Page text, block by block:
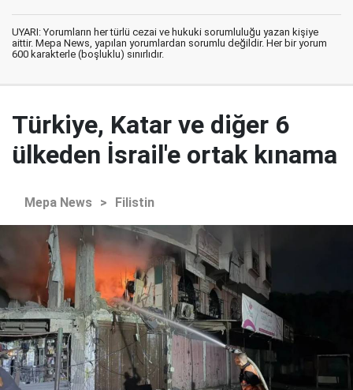
UYARI: Yorumların her türlü cezai ve hukuki sorumluluğu yazan kişiye
aittir. Mepa News, yapılan yorumlardan sorumlu değildir. Her bir yorum
600 karakterle (boşluklu) sınırlıdır.
Türkiye, Katar ve diğer 6
ülkeden İsrail'e ortak kınama
Mepa News > Filistin